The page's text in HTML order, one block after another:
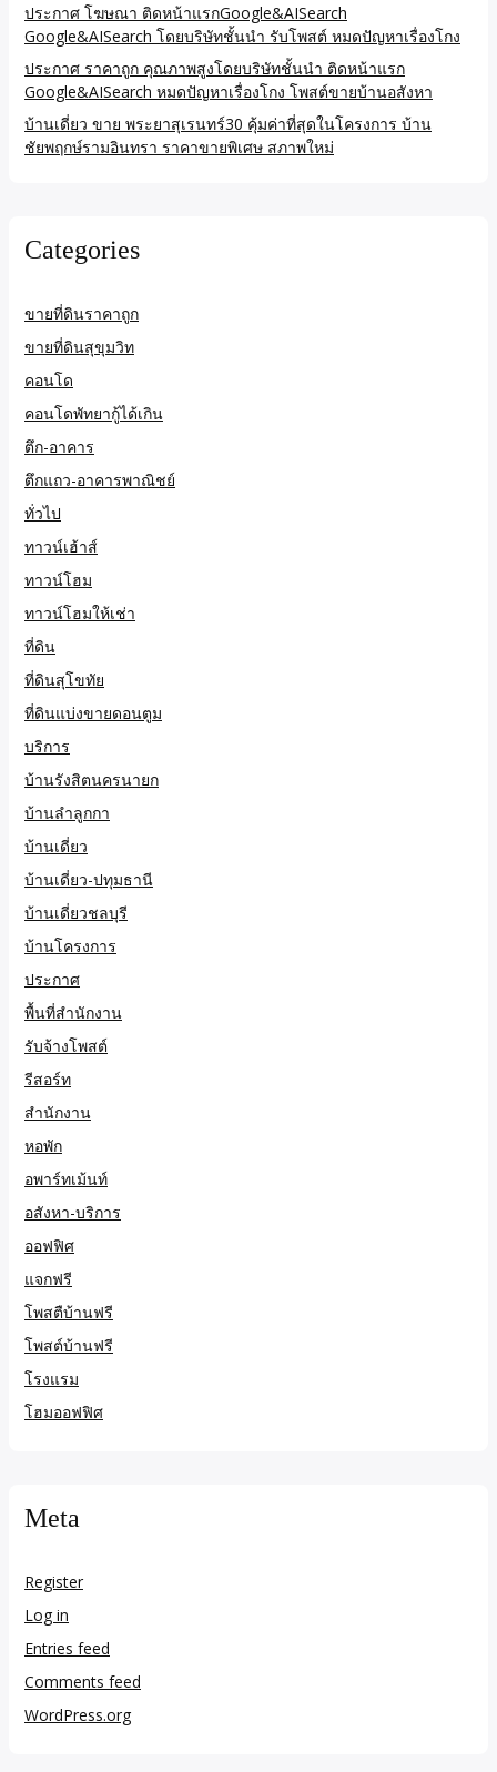
ประกาศ โฆษณา ติดหน้าแรกGoogle&AISearch
Google&AISearch โดยบริษัทชั้นนำ รับโพสต์ หมดปัญหาเรื่องโกง
ประกาศ ราคาถูก คุณภาพสูงโดยบริษัทชั้นนำ ติดหน้าแรก
Google&AISearch หมดปัญหาเรื่องโกง โพสต์ขายบ้านอสังหา
บ้านเดี่ยว ขาย พระยาสุเรนทร์30 คุ้มค่าที่สุดในโครงการ บ้าน
ชัยพฤกษ์รามอินทรา ราคาขายพิเศษ สภาพใหม่
Categories
ขายที่ดินราคาถูก
ขายที่ดินสุขุมวิท
คอนโด
คอนโดพัทยากู้ได้เกิน
ตึก-อาคาร
ตึกแถว-อาคารพาณิชย์
ทั่วไป
ทาวน์เฮ้าส์
ทาวน์โฮม
ทาวน์โฮมให้เช่า
ที่ดิน
ที่ดินสุโขทัย
ที่ดินแบ่งขายดอนตูม
บริการ
บ้านรังสิตนครนายก
บ้านลำลูกกา
บ้านเดี่ยว
บ้านเดี่ยว-ปทุมธานี
บ้านเดี่ยวชลบุรี
บ้านโครงการ
ประกาศ
พื้นที่สำนักงาน
รับจ้างโพสต์
รีสอร์ท
สำนักงาน
หอพัก
อพาร์ทเม้นท์
อสังหา-บริการ
ออฟฟิศ
แจกฟรี
โพสตืบ้านฟรี
โพสต์บ้านฟรี
โรงแรม
โฮมออฟฟิศ
Meta
Register
Log in
Entries feed
Comments feed
WordPress.org